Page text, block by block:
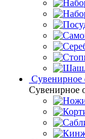
Сувенирное
Сувенирное